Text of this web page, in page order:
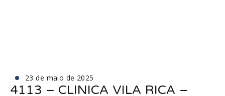
23 de maio de 2025
4113 – CLINICA VILA RICA –